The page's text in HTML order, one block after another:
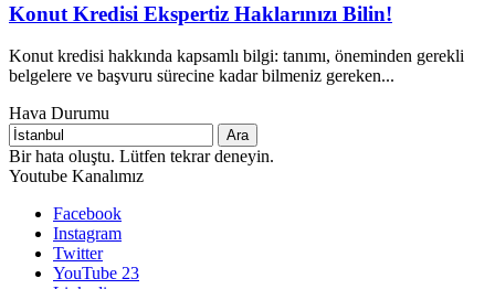
Konut Kredisi Ekspertiz Haklarınızı Bilin!
Konut kredisi hakkında kapsamlı bilgi: tanımı, öneminden gerekli
belgelere ve başvuru sürecine kadar bilmeniz gereken...
Hava Durumu
Ara
Bir hata oluştu. Lütfen tekrar deneyin.
Youtube Kanalımız
Facebook
Instagram
Twitter
YouTube 23